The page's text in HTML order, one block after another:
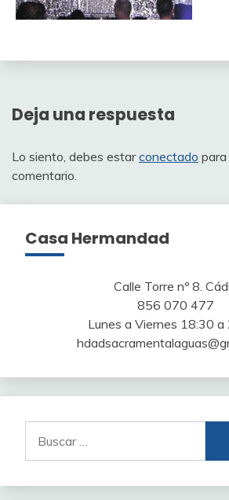
Deja una respuesta
Lo siento, debes estarconectado para
comentario.
Casa Hermandad
Calle Torre nº 8.
856 070 477
Lunes a Viernes 18:30 a